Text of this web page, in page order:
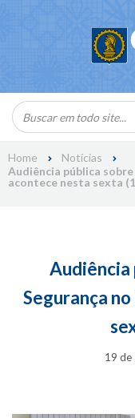
Home
Notícias
Audiência pública
acontece nesta sexta
Audiência
Segurança
19 de